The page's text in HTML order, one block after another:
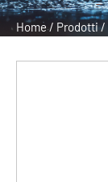
Home/ Prodotti/